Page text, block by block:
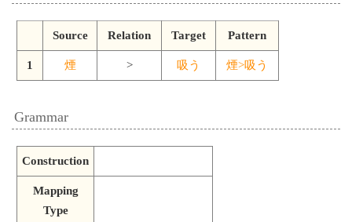
Source Relation Target Pattern
1 煙 > 吸う 煙>吸う
Grammar
Construction
Mapping
Type